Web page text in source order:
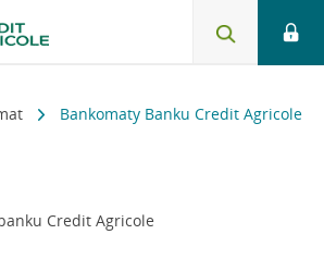
Bankomaty Banku Credit Agricole
Credit Agricole